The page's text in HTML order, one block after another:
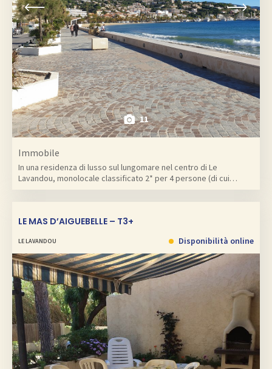
11
Immobile
In una residenza di lusso sul lungomare nel centro di Le
Lavandou, monolocale classificato 2* per 4 persone (di cui…
LE MAS D’AIGUEBELLE – T3+
LE LAVANDOU Disponibilità online